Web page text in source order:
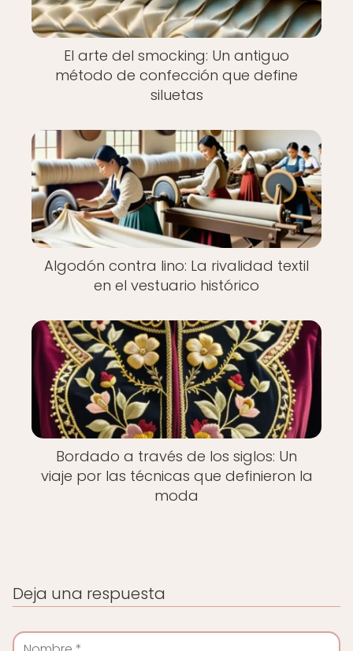
El arte del smocking: Un antiguo
método de confección que define
siluetas
Algodón contra lino: La rivalidad textil
en el vestuario histórico
Bordado a través de los siglos: Un
viaje por las técnicas que definieron la
moda
Deja una respuesta